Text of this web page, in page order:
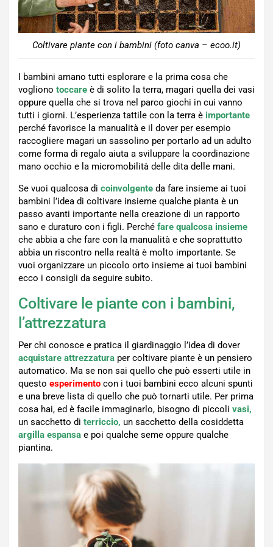
Coltivare piante con i bambini (foto canva – ecoo.it)
I bambini amano tutti esplorare e la prima cosa che
vogliono toccare è di solito la terra, magari quella dei vasi
oppure quella che si trova nel parco giochi in cui vanno
tutti i giorni. L’esperienza tattile con la terra è importante
perché favorisce la manualità e il dover per esempio
raccogliere magari un sassolino per portarlo ad un adulto
come forma di regalo aiuta a sviluppare la coordinazione
mano occhio e la micromobilità delle dita delle mani.
Se vuoi qualcosa di coinvolgente da fare insieme ai tuoi
bambini l’idea di coltivare insieme qualche pianta è un
passo avanti importante nella creazione di un rapporto
sano e duraturo con i figli. Perché fare qualcosa insieme
che abbia a che fare con la manualità e che soprattutto
abbia un riscontro nella realtà è molto importante. Se
vuoi organizzare un piccolo orto insieme ai tuoi bambini
ecco i consigli da seguire subito.
Coltivare le piante con i bambini,
l’attrezzatura
Per chi conosce e pratica il giardinaggio l’idea di dover
acquistare attrezzatura per coltivare piante è un pensiero
automatico. Ma se non sai quello che può esserti utile in
questo esperimento con i tuoi bambini ecco alcuni spunti
e una breve lista di quello che può tornarti utile. Per prima
cosa hai, ed è facile immaginarlo, bisogno di piccoli vasi,
un sacchetto di terriccio, un sacchetto della cosiddetta
argilla espansa e poi qualche seme oppure qualche
piantina.